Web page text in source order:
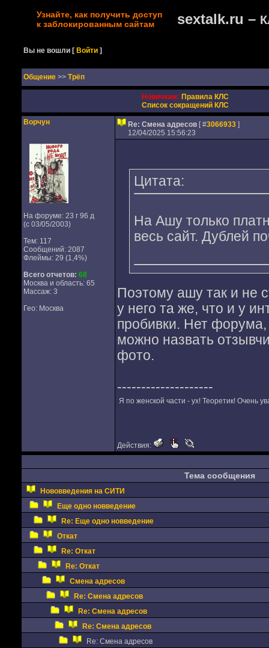
Узнайте, как получить доступ
к заблокированным сайтам
sextalk.ru –
Вы не вошли [Войти ]
Oбщение >> Трёп
Новичкам: Правила КЛС
Список сокращений КЛС
Ворчун
На форуме: 23 г 96 д
(с 03/05/2003)
Тем: 117
Сообщений: 2087
Флеймы: 29 (1,4%)
Всего отчетов: 68
Москва и область: 65
Массаж: 3
Гео: Москва
Re: Смена адресов [ #3066933]
12/04/2025 15:56:23
Цитата:
На Ашу только
весь сайт. Дублей
Поэтому ашу так и не
у него та же, что и у
пробивки. Нет
можно назвать
фото.
--------------------
Я по женской части - ух! Теоретик! Очень
Действия:
Тема сообщения
Нововведения на СИТИ
Еще одно новведение
Re: Еще одно новведение
Откат
Re: Откат
Re: Откат
Смена адресов
Re: Смена адресов
Re: Смена адресов
Re: Смена адресов
Re: Смена адресов